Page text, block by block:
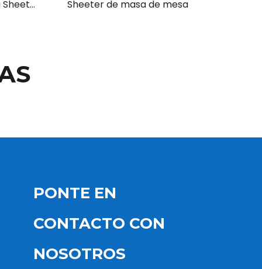
Tipo de tabla Tipo de masa Sheeter Sheeter de masa de mesa
PONTE EN
CONTACTO CON
NOSOTROS